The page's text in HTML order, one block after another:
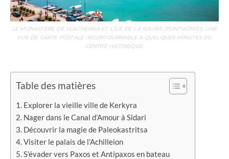
LE MONASTÈRE DE VLACHERNA ET L’ÎLE DE LA SOURIS (PONTIKONISI). UNE
VUE DE CARTE POSTALE INCONTOURNABLE À QUELQUES MINUTES DU
CENTRE HISTORIQUE.
Table des matières
Explorer la vieille ville de Kerkyra
Nager dans le Canal d’Amour à Sidari
Découvrir la magie de Paleokastritsa
Visiter le palais de l’Achilleion
S’évader vers Paxos et Antipaxos en bateau